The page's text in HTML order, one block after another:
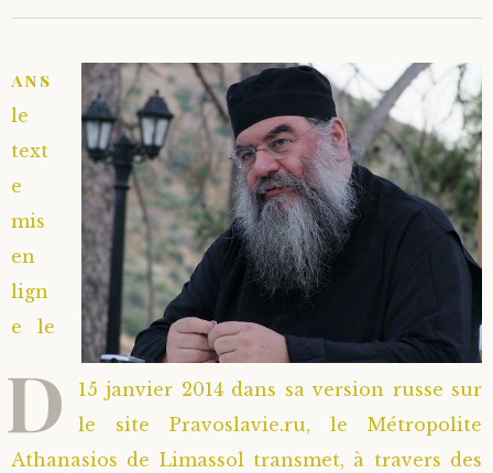
D
ans
le
text
e
mis
en
lign
e le
15 janvier 2014 dans sa version russe sur
le site Pravoslavie.ru, le Métropolite
Athanasios de Limassol transmet, à travers des